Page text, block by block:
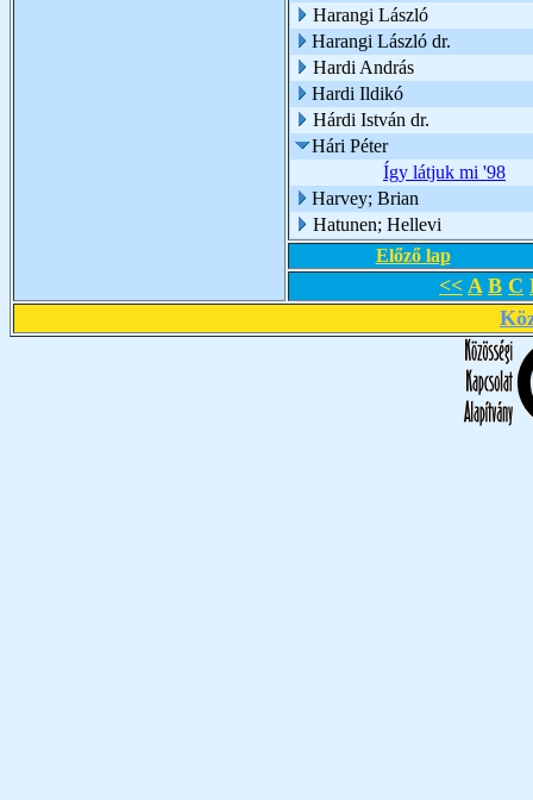
Harangi László
Harangi László dr.
Hardi András
Hardi Ildikó
Hárdi István dr.
Hári Péter
Így látjuk mi '98
Harvey; Brian
Hatunen; Hellevi
Előző lap
<< A B C